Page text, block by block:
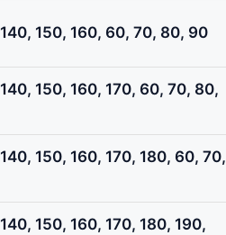
150, 160, 60, 70, 80, 90
150, 160, 170, 60, 70, 80,
150, 160, 170, 180, 60, 70,
150, 160, 170, 180, 190,